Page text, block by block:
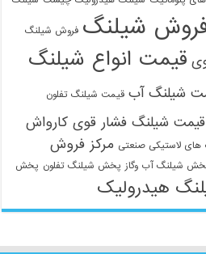
شیلنگ فروش شیلنگ
قیمت انواع شیلنگ
شیلنگ آب قیمت شیلنگ تفلون
قیمت شیلنگ فشار قوی کارواش
لاستیکی صنعتی مرکز فروش
شیلنگ آب وگاز پخش شیلنگ تفلون پخش
هیدرولیک